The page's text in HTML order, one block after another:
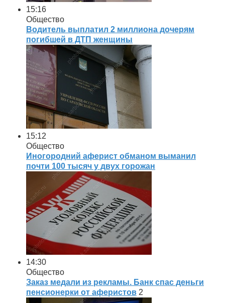
15:16
Общество
Водитель выплатил 2 миллиона дочерям
погибшей в ДТП женщины
15:12
Общество
Иногородний аферист обманом выманил
почти 100 тысяч у двух горожан
14:30
Общество
Заказ медали из рекламы. Банк спас деньги
пенсионерки от аферистов 2